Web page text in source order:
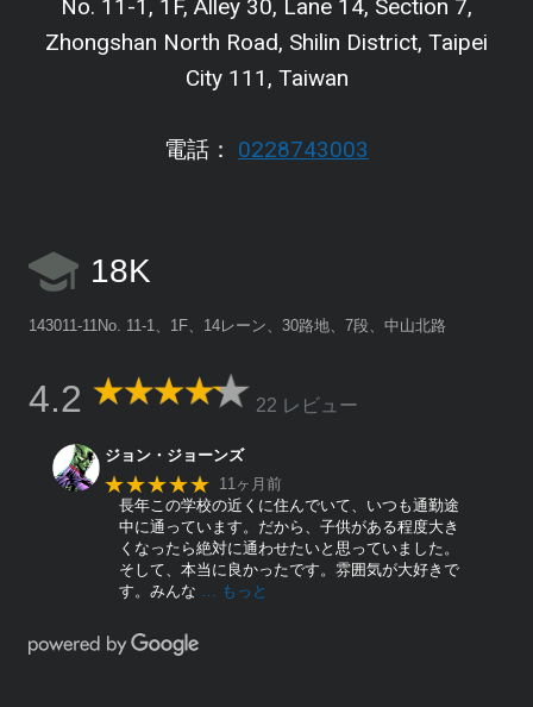
No. 11-1, 1F, Alley 30, Lane 14, Section 7,
Zhongshan North Road, Shilin District, Taipei
City 111, Taiwan
電話： 0228743003
18K
143011-11No. 11-1、1F、14レーン、30路地、7段、中山北路
4.2 22 レビュー
ジョン・ジョーンズ
★★★★★ 11ヶ月前
長年この学校の近くに住んでいて、いつも通勤途
中に通っています。だから、子供がある程度大き
くなったら絶対に通わせたいと思っていました。
そして、本当に良かったです。雰囲気が大好きで
す。みんな
… もっと